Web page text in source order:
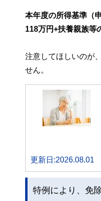
本年度の所得基準（
118万円+扶養親族等
注意してほしいのが
せん。
更新日:2026.08.01
特例により、免